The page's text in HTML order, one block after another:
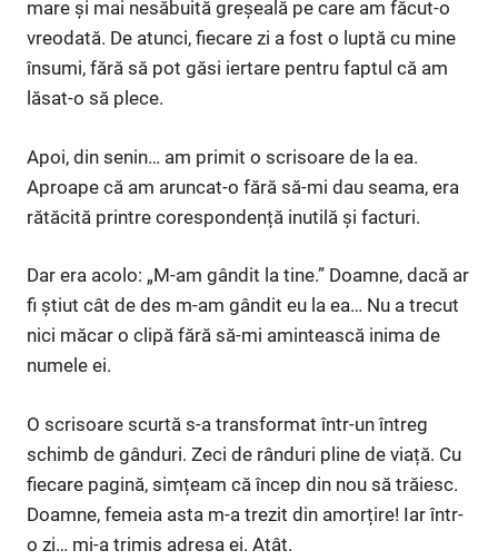
mare și mai nesăbuită greșeală pe care am făcut-o
vreodată. De atunci, fiecare zi a fost o luptă cu mine
însumi, fără să pot găsi iertare pentru faptul că am
lăsat-o să plece.
Apoi, din senin… am primit o scrisoare de la ea.
Aproape că am aruncat-o fără să-mi dau seama, era
rătăcită printre corespondență inutilă și facturi.
Dar era acolo: „M-am gândit la tine.” Doamne, dacă ar
fi știut cât de des m-am gândit eu la ea… Nu a trecut
nici măcar o clipă fără să-mi amintească inima de
numele ei.
O scrisoare scurtă s-a transformat într-un întreg
schimb de gânduri. Zeci de rânduri pline de viață. Cu
fiecare pagină, simțeam că încep din nou să trăiesc.
Doamne, femeia asta m-a trezit din amorțire! Iar într-
o zi… mi-a trimis adresa ei. Atât.